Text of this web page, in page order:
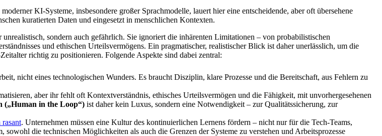
KI-Systeme, insbesondere großer Sprachmodelle, lauert hier eine entscheidende, aber oft übersehene
kuratierten Daten und eingesetzt in menschlichen Kontexten.
sondern auch gefährlich. Sie ignoriert die inhärenten Limitationen – von probabilistischen
und ethischen Urteilsvermögens. Ein pragmatischer, realistischer Blick ist daher unerlässlich, um die
richtig zu positionieren. Folgende Aspekte sind dabei zentral:
nicht eines technologischen Wunders. Es braucht Disziplin, klare Prozesse und die Bereitschaft, aus Fehlern zu
aber ihr fehlt oft Kontextverständnis, ethisches Urteilsvermögen und die Fähigkeit, mit unvorhergesehenen
(„Human in the Loop“) ist daher kein Luxus, sondern eine Notwendigkeit – zur Qualitätssicherung, zur
. Unternehmen müssen eine Kultur des kontinuierlichen Lernens fördern – nicht nur für die Tech-Teams,
die technischen Möglichkeiten als auch die Grenzen der Systeme zu verstehen und Arbeitsprozesse